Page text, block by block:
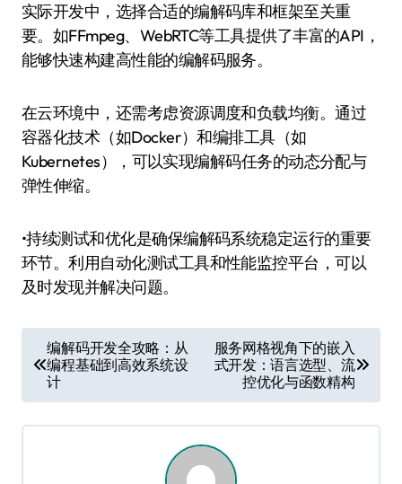
实际开发中，选择合适的编解码库和框架至关重
要。如FFmpeg、WebRTC等工具提供了丰富的API，
能够快速构建高性能的编解码服务。
在云环境中，还需考虑资源调度和负载均衡。通过
容器化技术（如Docker）和编排工具（如
Kubernetes），可以实现编解码任务的动态分配与
弹性伸缩。
•持续测试和优化是确保编解码系统稳定运行的重要
环节。利用自动化测试工具和性能监控平台，可以
及时发现并解决问题。
章
导
航
编解码开发全攻略：从
编程基础到高效系统设
计
服务网格视角下的嵌入
式开发：语言选型、流
控优化与函数精构